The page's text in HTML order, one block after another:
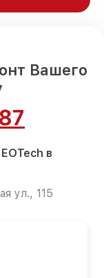
Вашего
в
ул., 115